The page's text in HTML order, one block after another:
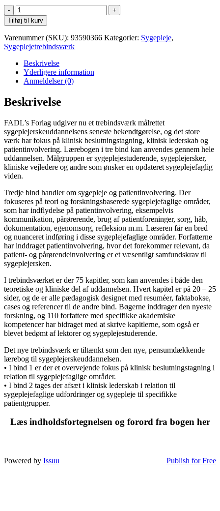
Sygepleje
&
patientinvolvering
antal
Tilføj til kurv
Varenummer (SKU): 93590366 Kategorier: Sygepleje,
Sygeplejetrebindsværk
Beskrivelse
Yderligere information
Anmeldelser (0)
Beskrivelse
FADL’s Forlag udgiver nu et trebindsværk målrettet
sygeplejerskeuddannelsens seneste bekendtgørelse, og det store
værk har fokus på klinisk beslutningstagning, klinisk lederskab og
patientinvolvering. Lærebogen i tre bind kan anvendes gennem hele
uddannelsen. Målgruppen er sygeplejestuderende, sygeplejersker,
kliniske vejledere og andre som ønsker en opdateret sygeplejefaglig
viden.
Tredje bind handler om sygepleje og patientinvolvering. Der
fokuseres på teori og forskningsbaserede sygeplejefaglige områder,
som har indflydelse på patientinvolvering, eksempelvis
kommunikation, pårørerende, brug af patientforeninger, sorg, håb,
dokumentation, egenomsorg, refleksion m.m. Læseren får en bred
og nuanceret indføring i disse sygeplejefaglige områder. Forfatterne
har inddraget patientinvolvering, hvor det forekommer relevant, da
patient- og pårørendeinvolvering er et væsentligt samfundskrav til
sygeplejersken.
I trebindsværket er der 75 kapitler, som kan anvendes i både den
teoretiske og kliniske del af uddannelsen. Hvert kapitel er på 20 – 25
sider, og de er alle pædagogisk designet med resuméer, faktabokse,
cases og referencer til de andre bind. Bøgerne inddrager den nyeste
forskning, og 110 forfattere med specifikke akademiske
kompetencer har bidraget med at skrive kapitlerne, som også er
blevet bedømt af lektorer og sygeplejestuderende.
Det nye trebindsværk er tiltænkt som den nye, pensumdækkende
lærebog til sygeplejerskeuddannelsen.
• I bind 1 er der et overvejende fokus på klinisk beslutningstagning i
relation til sygeplejefaglige områder.
• I bind 2 tages der afsæt i klinisk lederskab i relation til
sygeplejefaglige udfordringer og sygepleje til specifikke
patientgrupper.
Læs indholdsfortegnelsen og forord fra bogen her
Powered by Issuu Publish for Free